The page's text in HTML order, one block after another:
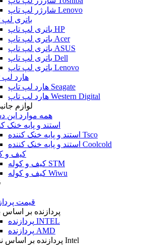
شارژر لپ تاپ Lenovo
باتری لپ
باتری لپ تاپ HP
باتری لپ تاپ Acer
باتری لپ تاپ ASUS
باتری لپ تاپ Dell
باتری لپ تاپ Lenovo
هارد لپ
هارد لپ تاپ Seagate
هارد لپ تاپ Western Digital
لوازم
همه موارد این
استند و پایه خنک
استند و پایه خنک کننده Tsco
استند و پایه خنک کننده Coolcold
کیف و
کیف و کوله STM
کیف و کوله Wiwu
قیمت
پردازنده بر اساس
پردازنده INTEL
پردازنده AMD
پردازنده بر اساس نسل Intel